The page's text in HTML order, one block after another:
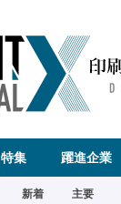
特集 躍進企業
新着 主要